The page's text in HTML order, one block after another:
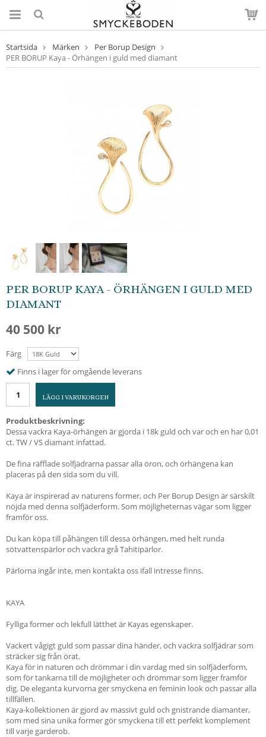
Startsida Märken
Per Borup Design
PER BORUP Kaya - Örhängen i guld med diamant
PER BORUP KAYA - ÖRHÄNGEN I GULD MED
DIAMANT
40 500 kr
Färg
Finns i lager för omgående leverans
LÄGG I VARUKORGEN
Produktbeskrivning:
Dessa vackra Kaya-örhängen är gjorda i 18k guld och var och en har 0,01
ct. TW / VS diamant infattad.
De fina räfflade solfjädrarna passar alla öron, och örhängena kan
placeras på den sida som du vill.
Kaya är inspirerad av naturens former, och Per Borup Design är särskilt
nöjda med denna solfjäderform. Som möjligheternas vägar som ligger
framför oss.
Du kan köpa till påhängen till dessa örhängen, med helt runda
sötvattenspärlor och vackra grå Tahitipärlor.
Pärlorna ingår inte, men kontakta oss ifall intresse finns.
KAYA
Fylliga former och lekfull lätthet är Kayas egenskaper.
Vackert vågigt guld som passar dina händer, och vackra solfjädrar som
sträcker sig från örat.
Kaya för in naturen och drömmar i din vardag med sin solfjäderform,
som för tankarna till de möjligheter och drömmar som ligger framför
dig. De eleganta kurvorna ger smyckena en feminin look och passar alla
tillfällen.
Kaya-kollektionen är gjord av massivt guld och gnistrande diamanter,
som med sina unika former gör smyckena till ett perfekt komplement
till varje garderob.